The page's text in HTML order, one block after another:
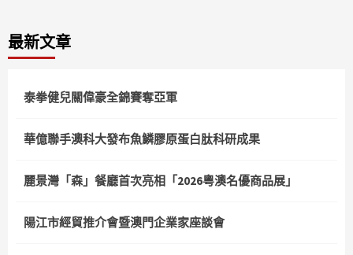
最新文章
泰拳健兒關偉豪全錦賽奪亞軍
華億聯手澳科大發布魚鱗膠原蛋白肽科研成果
麗景灣「森」餐廳首次亮相「2026粵澳名優商品展」
陽江市經貿推介會暨澳門企業家座談會